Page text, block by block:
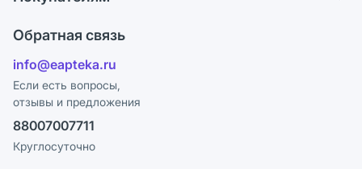
Ответы на вопросы
Блог
Карьера
Поставщики
Лицензия
Реклама на сайте
Ваши товары на ЕАПТЕКЕ
Программа СберСпасибо
Политика конфиденциальности
Пользовательское соглашение
Политика рекомендаций
Обратная связь
info@eapteka.ru
Если есть вопросы,
отзывы и предложения
88007007711
Круглосуточно